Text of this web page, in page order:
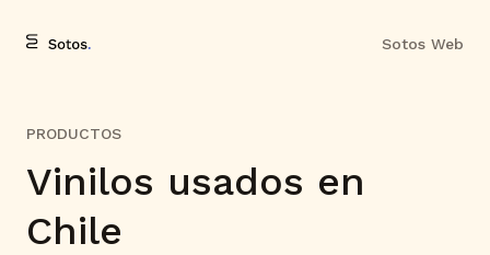
Sotos Web
PRODUCTOS
Vinilos usados en
Chile